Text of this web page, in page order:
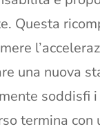
Questa
una nuova
soddisfi
termina con